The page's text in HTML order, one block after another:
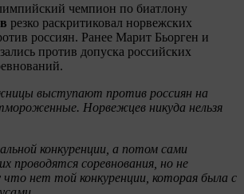
чемпион по биатлону
резко раскритиковал норвежских
россиян. Ранее Марит Бьорген и
против допуска российских
выступают против россиян на
Норвежцев никуда нельзя
конкуренции, а потом сами
проводятся соревнования, но не
нет той конкуренции, которая была с